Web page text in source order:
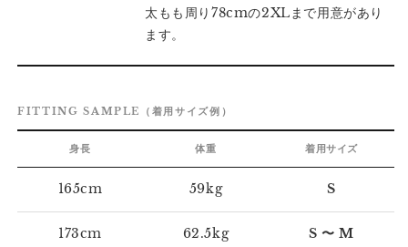
太もも周り78cmの2XLまで用意があり
ます。
FITTING SAMPLE（着用サイズ例）
身長 体重 着用サイズ
165cm 59kg S
173cm 62.5kg S 〜 M